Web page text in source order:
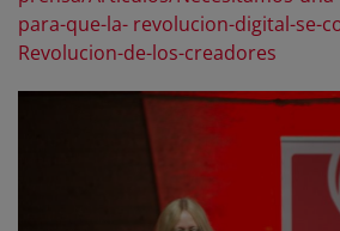
para-que-la- revolucion-digital-se-
Revolucion-de-los-creadores